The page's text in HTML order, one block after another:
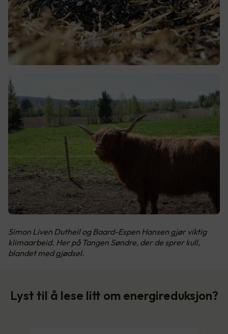
Simon Liven Dutheil og Baard-Espen Hansen gjør viktig
klimaarbeid. Her på Tangen Søndre, der de sprer kull,
blandet med gjødsel.
Lyst til å lese litt om energireduksjon?